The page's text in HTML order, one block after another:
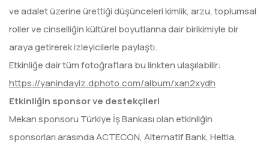
ve adalet üzerine ürettiği düşünceleri kimlik, arzu, toplumsal
roller ve cinselliğin kültürel boyutlarına dair birikimiyle bir
araya getirerek izleyicilerle paylaştı.
Etkinliğe dair tüm fotoğraflara bu linkten ulaşılabilir:
https://yanindayiz.dphoto.com/album/xan2xydh
Etkinliğin sponsor ve destekçileri
Mekan sponsoru Türkiye İş Bankası olan etkinliğin
sponsorları arasında ACTECON, Alternatif Bank, Heltia,